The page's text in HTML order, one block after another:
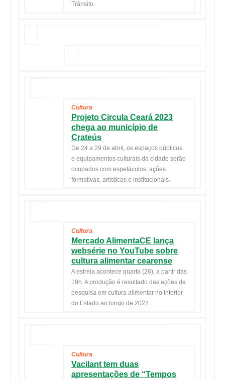
Trânsito.
Cultura
Projeto Circula Ceará 2023
chega ao município de
Crateús
De 24 a 29 de abril , os espaços públicos
e equipamentos culturais da cidade serão
ocupados com espetáculos, ações
formativas, artísticas e institucionais.
Cultura
Mercado AlimentaCE lança
websérie no YouTube sobre
cultura alimentar cearense
A estreia acontece quarta (26), a partir das
19h. A produção é resultado das ações de
pesquisa em cultura alimentar no interior
do Estado ao longo de 2022.
Cultura
Vacilant tem duas
apresentações de “Tempos